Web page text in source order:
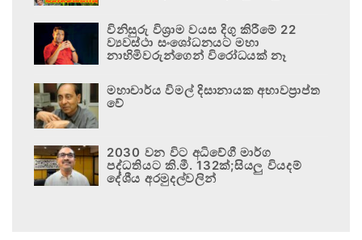
විනිසුරු විශ්‍රාම වයස දිගු කිරීමේ 22
ව්‍යවස්ථා සංශෝධනයට මහා
නාහිමිවරුන්ගෙන් විරෝධයක් නෑ
මහාචාර්ය විමල් දිසානායක අභාවප්‍රාප්ත
වේ
2030 වන විට අධිවේගී මාර්ග
පද්ධතියට කි.මී. 132ක්;සියලු වියදම්
දේශීය අරමුදල්වලින්